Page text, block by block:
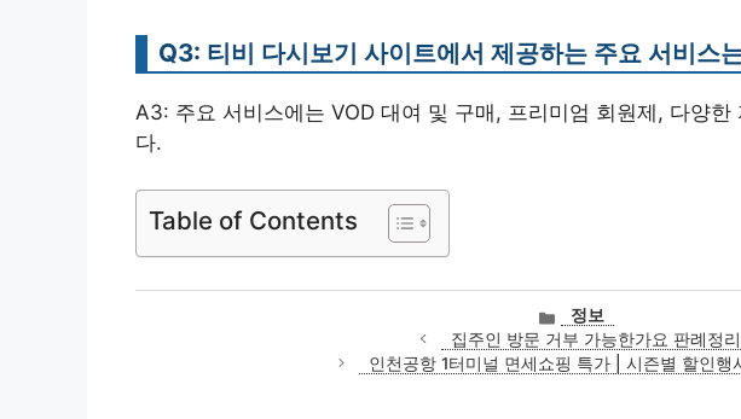
Q3: 티비 다시보기 사이트에서 제공하는 주요 서비스
A3: 주요 서비스에는 VOD 대여 및 구매, 프리미엄 회원제, 다양한
다.
Table of Contents
카
테
고
정보
집주인 방문 거부 가능한가요 판례정리
인천공항 1터미널 면세쇼핑 특가 | 시즌별 할인행